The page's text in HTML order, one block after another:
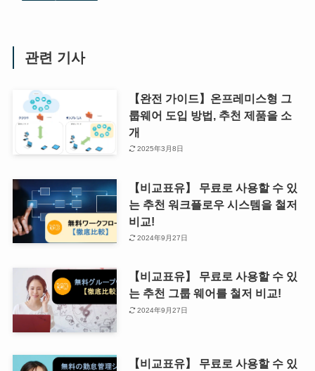
관련 기사
【완전 가이드】온프레미스형 그
룹웨어 도입 방법, 추천 제품을 소
개
2025年3月8日
【비교표유】 무료로 사용할 수 있
는 추천 워크플로우 시스템을 철저
비교!
2024年9月27日
【비교표유】 무료로 사용할 수 있
는 추천 그룹 웨어를 철저 비교!
2024年9月27日
【비교표유】 무료로 사용할 수 있